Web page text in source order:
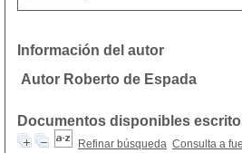
Información del autor
Autor Roberto de Espada
Documentos disponibles
Refinar búsqueda Consulta a